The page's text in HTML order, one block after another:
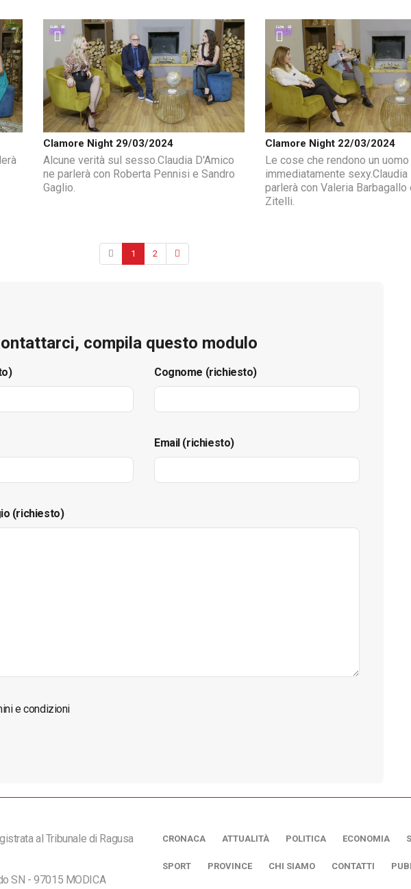
Clamore Night 29/03/2024
Alcune verità sul sesso.Claudia D'Amico
ne parlerà con Roberta Pennisi e Sandro
Gaglio.
Clamore Night 22/03/2024
Le cose che rendono un uomo
immediatamente sexy.Claudia
parlerà con Valeria Barbagallo
Zitelli.
1 2
compila questo modulo
Cognome (richiesto)
Email (richiesto)
(richiesto)
e condizioni
al Tribunale di Ragusa
SN - 97015 MODICA
CRONACA ATTUALITÀ POLITICA ECONOMIA
SPORT PROVINCE CHI SIAMO CONTATTI